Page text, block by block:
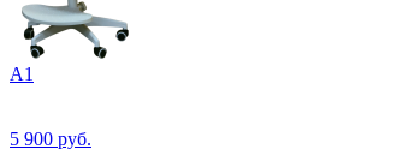
А1
5 900 руб.